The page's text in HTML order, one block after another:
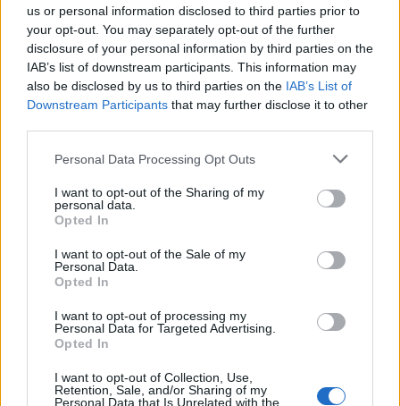
us or personal information disclosed to third parties prior to
your opt-out. You may separately opt-out of the further
disclosure of your personal information by third parties on the
IAB’s list of downstream participants. This information may
also be disclosed by us to third parties on the IAB’s List of
Downstream Participants that may further disclose it to other
Please note that this website/app uses one or more Google
not limited to your visit or usage behaviour. You may click to
grant or deny consent to Google and its third-party tags to
use your data for below specified purposes in below Google
consent section.
Personal Data Processing Opt Outs
I want to opt-out of the Sharing of my
personal data.
Opted In
I want to opt-out of the Sale of my
Personal Data.
Opted In
I want to opt-out of processing my
Personal Data for Targeted Advertising.
Opted In
I want to opt-out of Collection, Use,
Retention, Sale, and/or Sharing of my
Personal Data that Is Unrelated with the
Aktuális
Fehérvárhoz